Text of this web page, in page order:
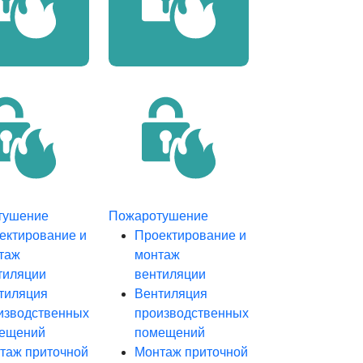
и
приточной
Пожаротушение
Проектирование и
монтаж
вентиляции
Вентиляция
производственных
помещений
Монтаж приточной